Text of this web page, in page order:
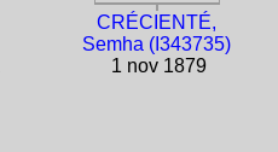
CRÉCIENTÉ,
Semha (I343735)
1 nov 1879